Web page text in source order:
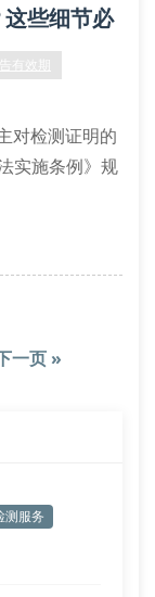
案材料需包含
件。其中，毒
些细节必
有效期
对检测证明的
实施条例》规
。需特别注意
一页 »
测服务